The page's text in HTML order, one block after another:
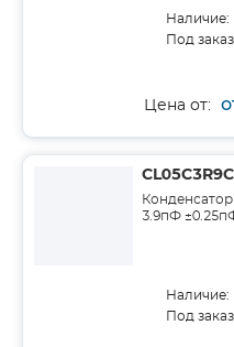
Наличие:
Под
Цена от:
3.9пФ
Наличие:
Под